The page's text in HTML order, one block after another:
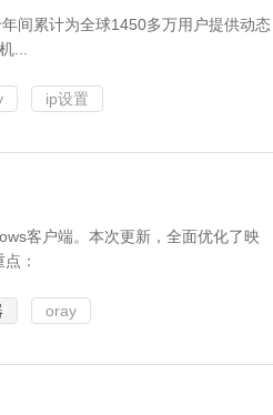
间累计为全球1450多万用户提供动态
...
ip设置
客户端。本次更新，全面优化了映
：
oray